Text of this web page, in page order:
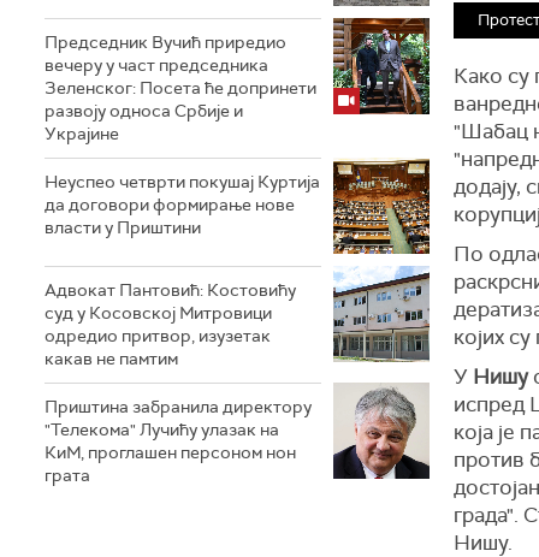
Председник Вучић приредио
вечеру у част председника
Зеленског: Посета ће допринети
развоју односа Србије и
Украјине
Неуспео четврти покушај Куртија
да договори формирање нове
власти у Приштини
Адвокат Пантовић: Костовићу
суд у Косовској Митровици
одредио притвор, изузетак
какав не памтим
Приштина забранила директору
"Телекома" Лучићу улазак на
КиМ, проглашен персоном нон
грата
Како су
"Шабац
додају,
По
којих
У Нишу
испред
која је
против
града".
Нишу.